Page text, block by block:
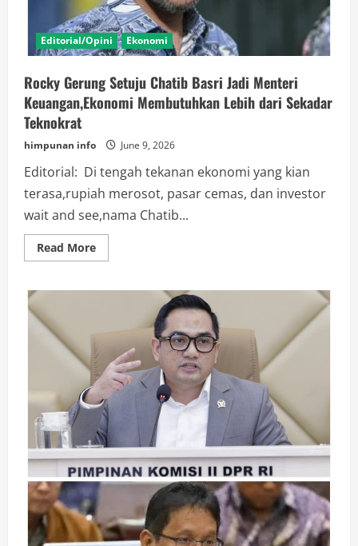
Editorial/Opini Ekonomi
Rocky Gerung Setuju Chatib Basri Jadi Menteri
Keuangan,Ekonomi Membutuhkan Lebih dari Sekadar
Teknokrat
himpunan info June 9, 2026
Editorial: Di tengah tekanan ekonomi yang kian
terasa,rupiah merosot, pasar cemas, dan investor
wait and see,nama Chatib...
Read MoreRead
more
Gerung
Jadi
Menteri
Keuangan,Ekonomi
Membutuhkan
Lebih
dari
Sekadar
Teknokrat